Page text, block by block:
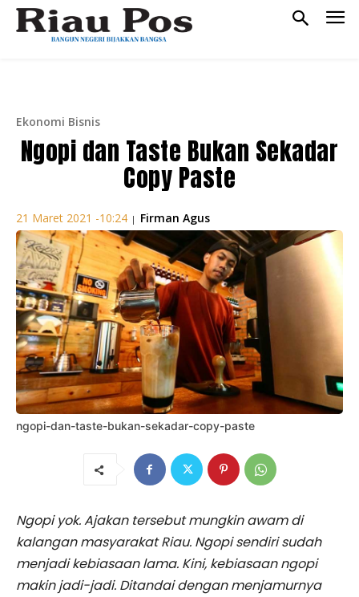
Ekonomi Bisnis
Ngopi dan Taste Bukan Sekadar
Copy Paste
21 Maret 2021 -10:24 | Firman Agus
ngopi-dan-taste-bukan-sekadar-copy-paste
Ngopi yok. Ajakan tersebut mungkin awam di
kalangan masyarakat Riau. Ngopi sendiri sudah
menjadi kebiasaan lama. Kini, kebiasaan ngopi
makin jadi-jadi. Ditandai dengan menjamurnya